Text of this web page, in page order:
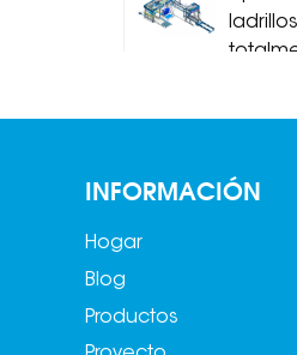
INFORMACIÓN
Hogar
Blog
Productos